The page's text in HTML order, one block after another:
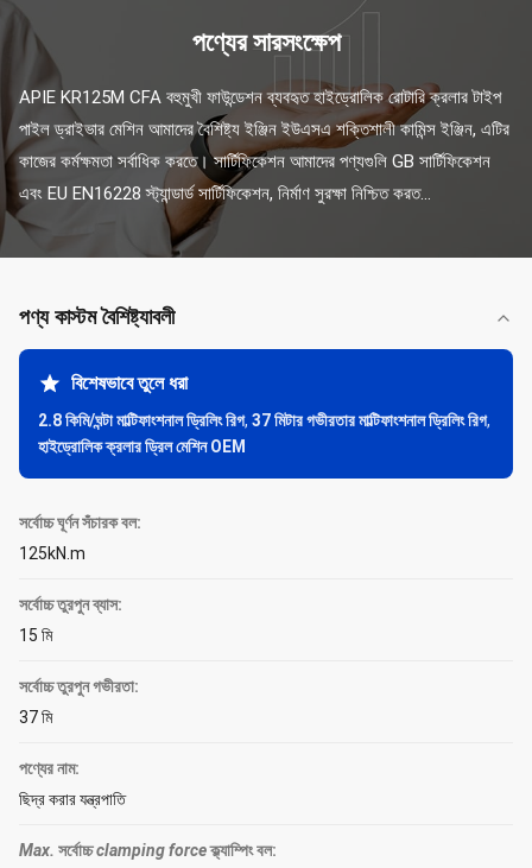
পণ্যের সারসংক্ষেপ
APIE KR125M CFA বহুমুখী ফাউন্ডেশন ব্যবহৃত হাইড্রোলিক রোটারি ক্রলার টাইপ
পাইল ড্রাইভার মেশিন আমাদের বৈশিষ্ট্য ইঞ্জিন ইউএসএ শক্তিশালী কামিন্স ইঞ্জিন, এটির
কাজের কর্মক্ষমতা সর্বাধিক করতে। সার্টিফিকেশন আমাদের পণ্যগুলি GB সার্টিফিকেশন
এবং EU EN16228 স্ট্যান্ডার্ড সার্টিফিকেশন, নির্মাণ সুরক্ষা নিশ্চিত করত...
পণ্য কাস্টম বৈশিষ্ট্যাবলী
বিশেষভাবে তুলে ধরা
2.8 কিমি/ঘন্টা মাল্টিফাংশনাল ড্রিলিং রিগ, 37 মিটার গভীরতার মাল্টিফাংশনাল ড্রিলিং রিগ,
হাইড্রোলিক ক্রলার ড্রিল মেশিন OEM
সর্বোচ্চ ঘূর্ণন সঁচারক বল:
125kN.m
সর্বোচ্চ তুরপুন ব্যাস:
15 মি
সর্বোচ্চ তুরপুন গভীরতা:
37 মি
পণ্যের নাম:
ছিদ্র করার যন্ত্রপাতি
Max. সর্বোচ্চclamping forceক্ল্যাম্পিং বল: